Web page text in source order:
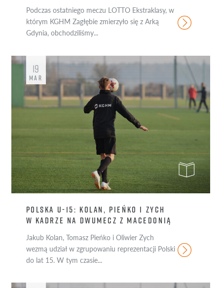
Podczas ostatniego meczu LOTTO Ekstraklasy, w
którym KGHM Zagłębie zmierzyło się z Arką
Gdynia, obchodziliśmy...
POLSKA U-15: KOLAN, PIEŃKO I ZYCH
W KADRZE NA DWUMECZ Z MACEDONIĄ
Jakub Kolan, Tomasz Pieńko i Oliwier Zych
wezmą udział w zgrupowaniu reprezentacji Polski
do lat 15. W tym czasie...
19
MAR